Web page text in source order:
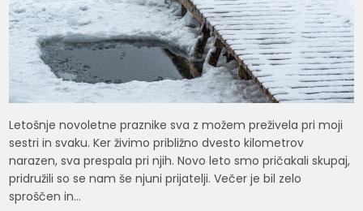
Letošnje novoletne praznike sva z možem preživela pri moji
sestri in svaku. Ker živimo približno dvesto kilometrov
narazen, sva prespala pri njih. Novo leto smo pričakali skupaj,
pridružili so se nam še njuni prijatelji. Večer je bil zelo
sproščen in…